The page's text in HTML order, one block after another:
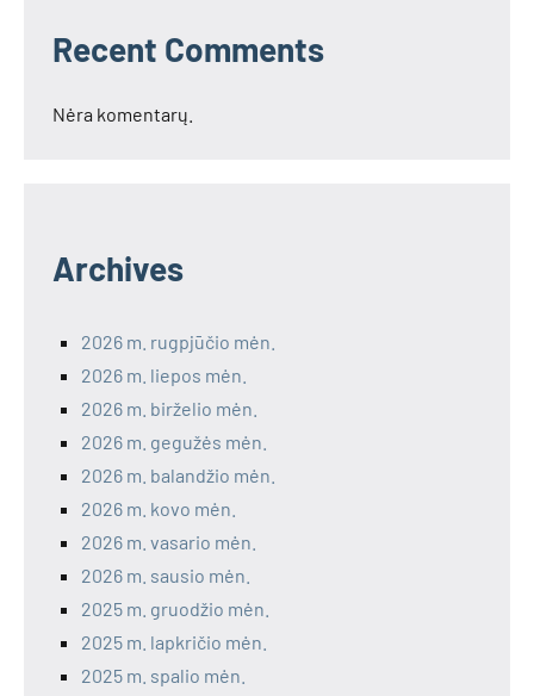
Recent Comments
Nėra komentarų.
Archives
2026 m. rugpjūčio mėn.
2026 m. liepos mėn.
2026 m. birželio mėn.
2026 m. gegužės mėn.
2026 m. balandžio mėn.
2026 m. kovo mėn.
2026 m. vasario mėn.
2026 m. sausio mėn.
2025 m. gruodžio mėn.
2025 m. lapkričio mėn.
2025 m. spalio mėn.